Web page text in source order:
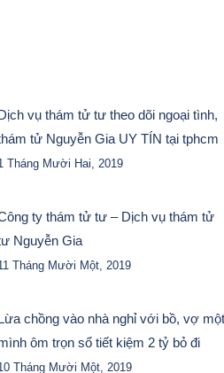
vụ thám tử tư theo dõi ngoại tình,
tử Nguyễn Gia UY TÍN tại tphcm
Tháng Mười Hai, 2019
ty thám tử tư – Dịch vụ thám tử
Nguyễn Gia
Tháng Mười Một, 2019
chồng vào nhà nghỉ với bồ, vợ một
ôm trọn sổ tiết kiệm 2 tỷ bỏ đi
Tháng Mười Một, 2019